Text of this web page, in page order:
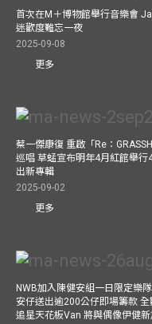
首次在M＋博物館舉行音樂會
迷歡度難忘一夜
2025-09-08
更多
蔡一傑康復 重啟「Re：
巡唱 草蜢宣布明年4月紅館舉行
出新專輯
2025-09-02
更多
NWB加入陳健安組一日限定樂
安仔送出逾200公仔即場籌款
追星天花板Van 將與偶像伊健